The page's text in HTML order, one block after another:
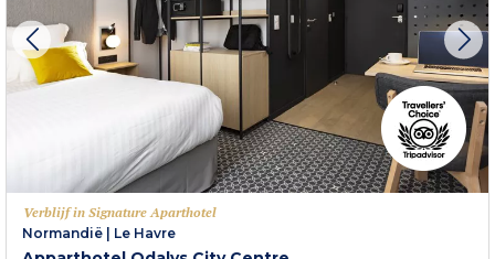
Verblijf in Signature Aparthotel
Normandië | Le Havre